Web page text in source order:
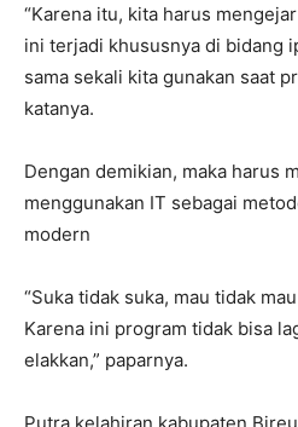
“Karena itu, kita harus
ini terjadi khususnya di bidang
sama sekali kita gunakan saat
katanya.
Dengan demikian, maka harus
menggunakan IT sebagai
modern
“Suka tidak suka, mau tidak
Karena ini program tidak bisa
elakkan,” paparnya.